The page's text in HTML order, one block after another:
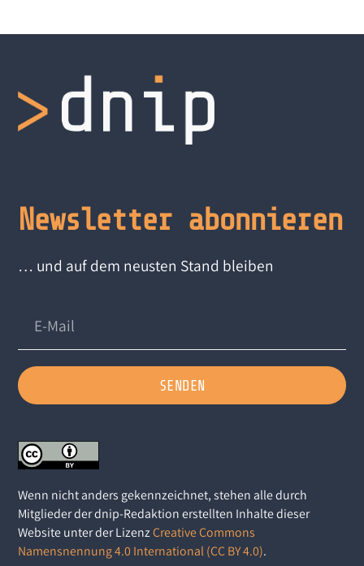
Newsletter abonnieren
… und auf dem neusten Stand bleiben
SENDEN
Wenn nicht anders gekennzeichnet, stehen alle durch
Mitglieder der dnip-Redaktion erstellten Inhalte dieser
Website unter der LizenzCreative Commons
Namensnennung 4.0 International (CC BY 4.0).